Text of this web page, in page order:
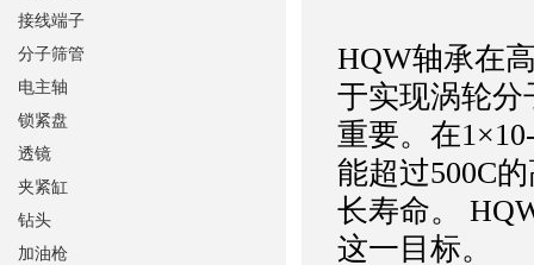
HQW轴承在
于实现涡轮分
重要。在
能超过500C
长寿命。
这一目标。
接线端子
分子筛管
电主轴
锁紧盘
透镜
夹紧缸
钻头
加油枪